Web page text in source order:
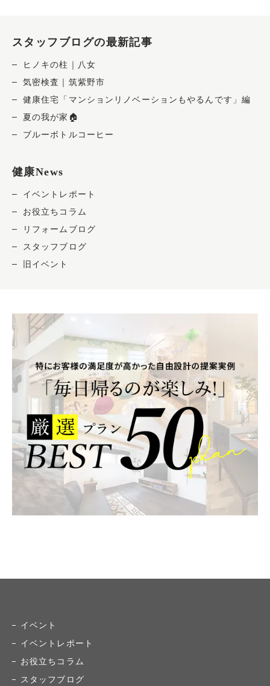
スタッフブログの最新記事
ヒノキの柱｜八女
気密検査｜筑紫野市
健康住宅「マンションリノベーションもやるんです」編
夏の我が家🏠
ブルーボトルコーヒー
健康News
イベントレポート
お役立ちコラム
リフォームブログ
スタッフブログ
旧イベント
イベント
イベントレポート
お役立ちコラム
スタッフブログ